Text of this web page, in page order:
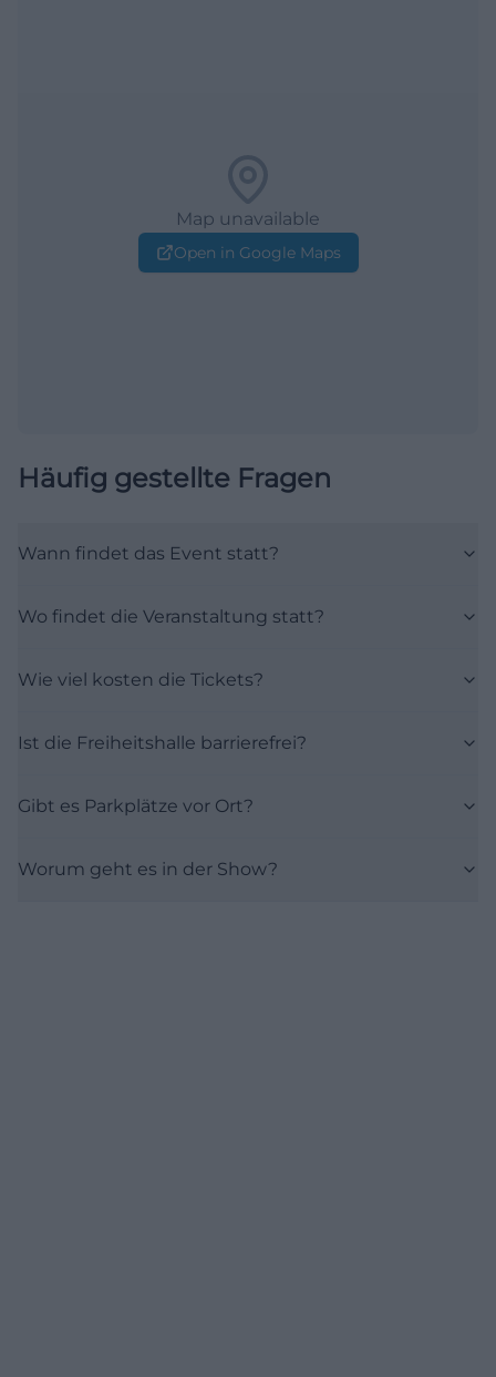
Map unavailable
Open in Google Maps
Häufig gestellte Fragen
Wann findet das Event statt?
Wo findet die Veranstaltung statt?
Wie viel kosten die Tickets?
Ist die Freiheitshalle barrierefrei?
Gibt es Parkplätze vor Ort?
Worum geht es in der Show?